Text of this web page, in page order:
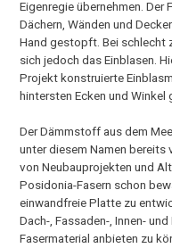
Eigenregie übernehmen.
Dächern, Wänden und
Hand gestopft. Bei schlecht
sich jedoch das Einblasen.
Projekt konstruierte
hintersten Ecken und Winkel
Der Dämmstoff aus dem
unter diesem Namen bereits
von Neubauprojekten und
Posidonia-Fasern schon
einwandfreie Platte zu
Dach-, Fassaden-, Innen-
Fasermaterial anbieten zu